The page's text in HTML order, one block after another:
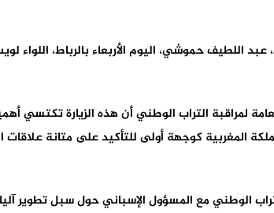
اللطيف حموشي، اليوم الأربعاء بالرباط، اللواء
لمراقبة التراب الوطني أن هذه الزيارة
المغربية كوجهة أولى للتأكيد على متانة
الوطني مع المسؤول الإسباني حول سبل تطوير